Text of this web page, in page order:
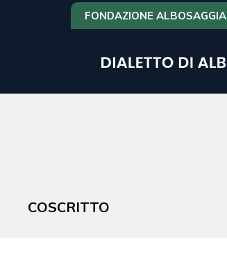
FONDAZIONE ALBOSAGGIA
COSCRITTO